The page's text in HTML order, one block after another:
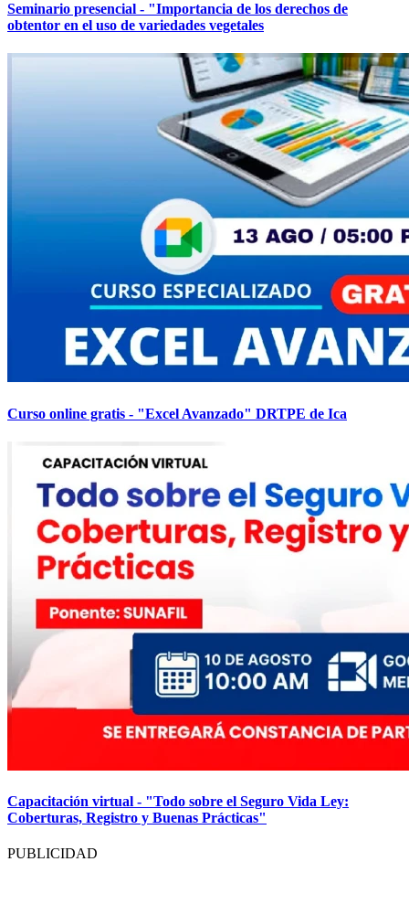
Seminario presencial - "Importancia de los derechos de
obtentor en el uso de variedades vegetales
Curso online gratis - "Excel Avanzado" DRTPE de Ica
Capacitación virtual - "Todo sobre el Seguro Vida Ley:
Coberturas, Registro y Buenas Prácticas"
PUBLICIDAD